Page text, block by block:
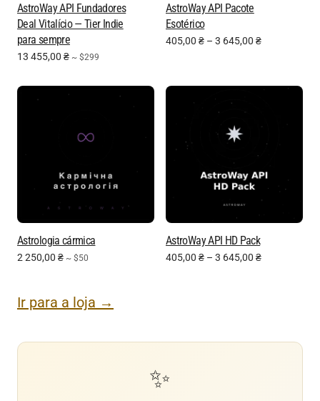
AstroWay API Fundadores
Deal Vitalício — Tier Indie
para sempre
13 455,00 ₴ ~ $299
AstroWay API Pacote
Esotérico
405,00 ₴ – 3 645,00 ₴
Astrologia cármica
2 250,00 ₴ ~ $50
AstroWay API HD Pack
405,00 ₴ – 3 645,00 ₴
Ir para a loja →
✨